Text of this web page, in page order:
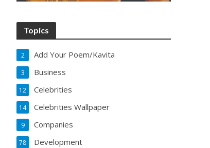
Topics
Add Your Poem/Kavita
2
Business
3
Celebrities
12
Celebrities Wallpaper
14
Companies
9
Development
78